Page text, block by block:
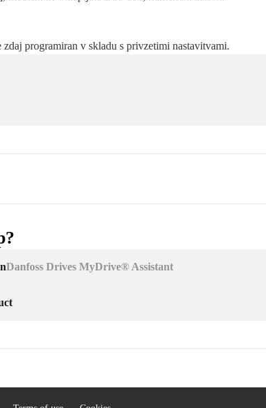
programiran v skladu s privzetimi nastavitvami.
Danfoss Drives MyDrive® Assistant